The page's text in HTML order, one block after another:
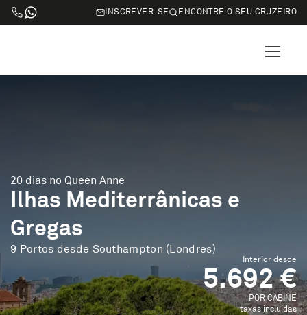
INSCREVER-SE ENCONTRE O SEU CRUZEIRO
20 dias no Queen Anne
Ilhas Mediterrânicas e
Gregas
9 Portos desde Southampton (Londres)
Interior desde
5.692 €
POR CABINE
taxas incluidas